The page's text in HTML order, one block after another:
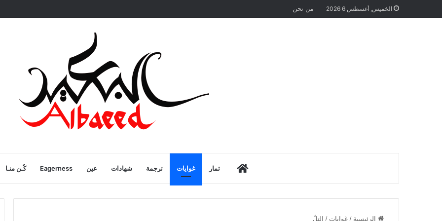
الخميس, أغسطس 6 2026 من نحن
الرئيسية
ثمار غوايات ترجمة شهادات عين Eagerness كُـن منـا
الرئيسية / غوايات / التلّ